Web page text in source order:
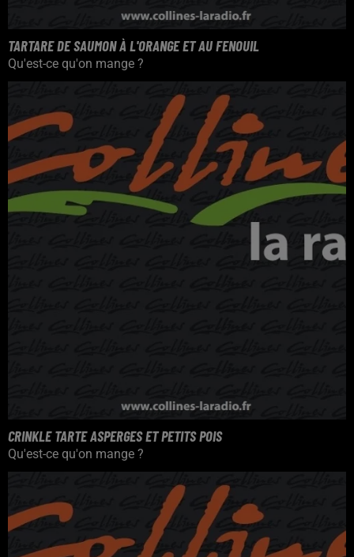
TARTARE DE SAUMON À L'ORANGE ET AU FENOUIL
Qu'est-ce qu'on mange ?
CRINKLE TARTE ASPERGES ET PETITS POIS
Qu'est-ce qu'on mange ?